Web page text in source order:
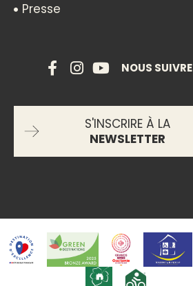
Presse
NOUS SUIVRE
S'INSCRIRE À LA
NEWSLETTER